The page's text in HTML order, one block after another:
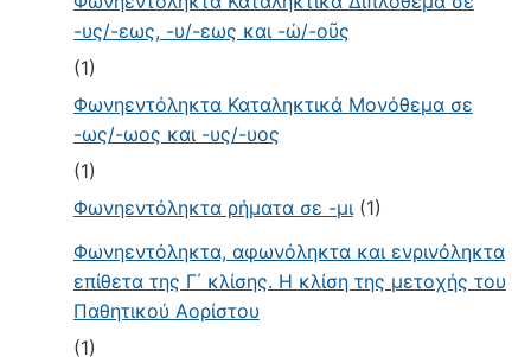
-υς/-εως, -υ/-εως και -ώ/-οῦς
(1)
Φωνηεντόληκτα Καταληκτικά Μονόθεμα σε
-ως/-ωος και -υς/-υος
(1)
Φωνηεντόληκτα ρήματα σε -μι(1)
Φωνηεντόληκτα, αφωνόληκτα και ενρινόληκτα
επίθετα της Γ΄ κλίσης. Η κλίση της μετοχής του
Παθητικού Αορίστου
(1)